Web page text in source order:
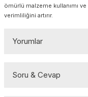
ömürlü malzeme kullanımı
verimliliğini artırır.
Yorumlar
Soru & Cevap